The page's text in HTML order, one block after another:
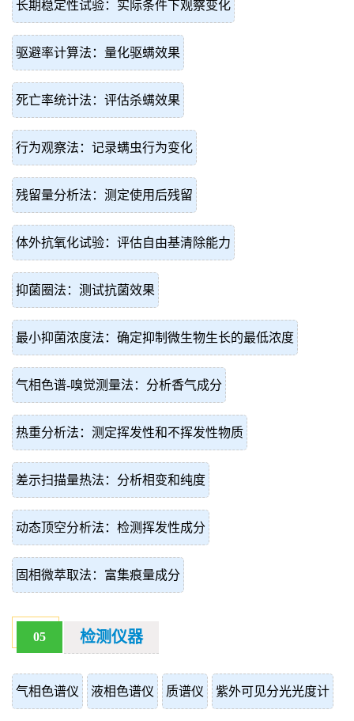
长期稳定性试验：实际条件下观察变化
驱避率计算法：量化驱螨效果
死亡率统计法：评估杀螨效果
行为观察法：记录螨虫行为变化
残留量分析法：测定使用后残留
体外抗氧化试验：评估自由基清除能力
抑菌圈法：测试抗菌效果
最小抑菌浓度法：确定抑制微生物生长的最低浓度
气相色谱-嗅觉测量法：分析香气成分
热重分析法：测定挥发性和不挥发性物质
差示扫描量热法：分析相变和纯度
动态顶空分析法：检测挥发性成分
固相微萃取法：富集痕量成分
05 检测仪器
气相色谱仪 液相色谱仪 质谱仪 紫外可见分光光度计